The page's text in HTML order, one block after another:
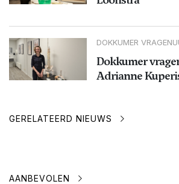
DOKKUMER
Dokkumer
Adrianne
GERELATEERD NIEUWS
AANBEVOLEN